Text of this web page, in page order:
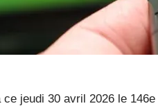
jeudi 30 avril 2026 le